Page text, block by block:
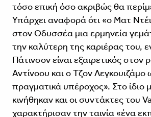
τόσο επική όσο ακριβώς θα
Υπάρχει αναφορά ότι «ο Ματ
στον Οδυσσέα μια ερμηνεία
την καλύτερη της καριέρας του,
Πάτινσον είναι εξαιρετικός στον
Αντίνοου και ο Τζον Λεγκουιζάμο
πραγματικά υπέροχος». Στο ίδιο
κινήθηκαν και οι συντάκτες του
χαρακτήρισαν την ταινία «ένα